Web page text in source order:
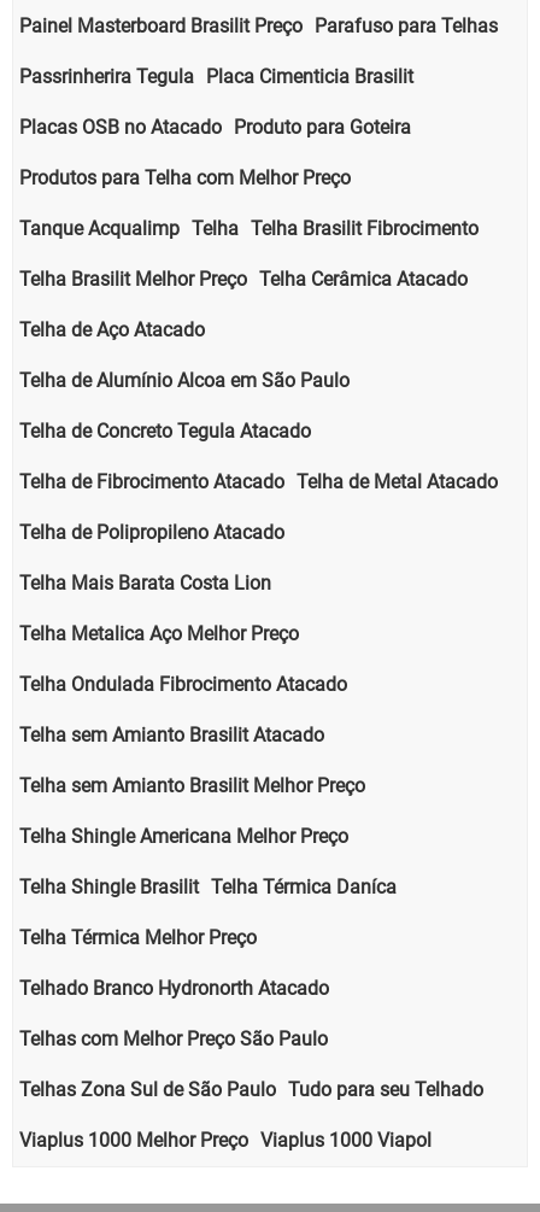
Painel Masterboard Brasilit Preço Parafuso para Telhas
Passrinherira Tegula Placa Cimenticia Brasilit
Placas OSB no Atacado Produto para Goteira
Produtos para Telha com Melhor Preço
Tanque Acqualimp Telha Telha Brasilit Fibrocimento
Telha Brasilit Melhor Preço Telha Cerâmica Atacado
Telha de Aço Atacado
Telha de Alumínio Alcoa em São Paulo
Telha de Concreto Tegula Atacado
Telha de Fibrocimento Atacado Telha de Metal Atacado
Telha de Polipropileno Atacado
Telha Mais Barata Costa Lion
Telha Metalica Aço Melhor Preço
Telha Ondulada Fibrocimento Atacado
Telha sem Amianto Brasilit Atacado
Telha sem Amianto Brasilit Melhor Preço
Telha Shingle Americana Melhor Preço
Telha Shingle Brasilit Telha Térmica Daníca
Telha Térmica Melhor Preço
Telhado Branco Hydronorth Atacado
Telhas com Melhor Preço São Paulo
Telhas Zona Sul de São Paulo Tudo para seu Telhado
Viaplus 1000 Melhor Preço Viaplus 1000 Viapol